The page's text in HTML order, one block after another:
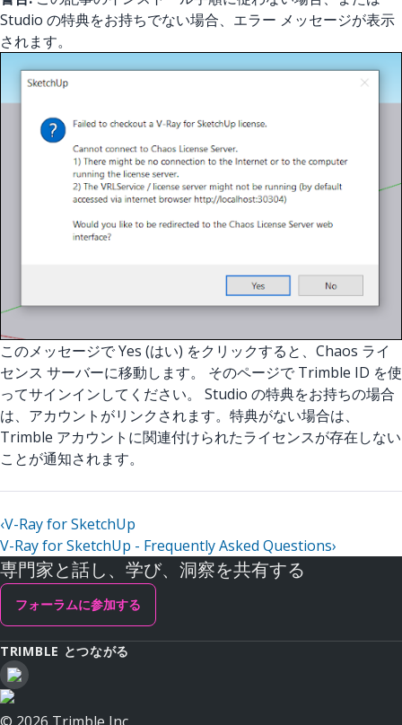
Studio の特典をお持ちでない場合、エラー メッセージが表示
されます。
このメッセージで Yes (はい) をクリックすると、Chaos ライ
センス サーバーに移動します。 そのページで Trimble ID を使
ってサインインしてください。 Studio の特典をお持ちの場合
は、アカウントがリンクされます。特典がない場合は、
Trimble アカウントに関連付けられたライセンスが存在しない
ことが通知されます。
‹V-Ray for SketchUp
V-Ray for SketchUp - Frequently Asked Questions›
専門家と話し、学び、洞察を共有する
フォーラムに参加する
TRIMBLE とつながる